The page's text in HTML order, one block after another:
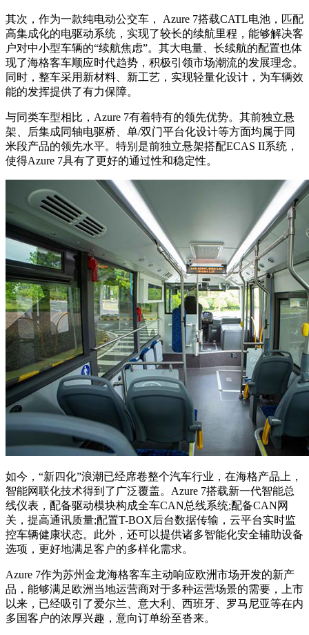
其次，作为一款纯电动公交车， Azure 7搭载CATL电池，匹配
高集成化的电驱动系统，实现了较长的续航里程，能够解决客
户对中小型车辆的“续航焦虑”。其大电量、长续航的配置也体
现了海格客车顺应时代趋势，积极引领市场潮流的发展理念。
同时，整车采用新材料、新工艺，实现轻量化设计，为车辆效
能的发挥提供了有力保障。
与同类车型相比，Azure 7有着特有的领先优势。其前独立悬
架、后集成同轴电驱桥、单/双门平台化设计等方面均属于同
米段产品的领先水平。特别是前独立悬架搭配ECAS II系统，
使得Azure 7具有了更好的通过性和稳定性。
如今，“新四化”浪潮已经席卷整个汽车行业，在海格产品上，
智能网联化技术得到了广泛覆盖。Azure 7搭载新一代智能总
线仪表，配备驱动模块构成全车CAN总线系统;配备CAN网
关，提高通讯质量;配置T-BOX后台数据传输，云平台实时监
控车辆健康状态。此外，还可以提供诸多智能化安全辅助设备
选项，更好地满足客户的多样化需求。
Azure 7作为苏州金龙海格客车主动响应欧洲市场开发的新产
品，能够满足欧洲当地运营商对于多种运营场景的需要，上市
以来，已经吸引了爱尔兰、意大利、西班牙、罗马尼亚等在内
多国客户的浓厚兴趣，意向订单纷至沓来。